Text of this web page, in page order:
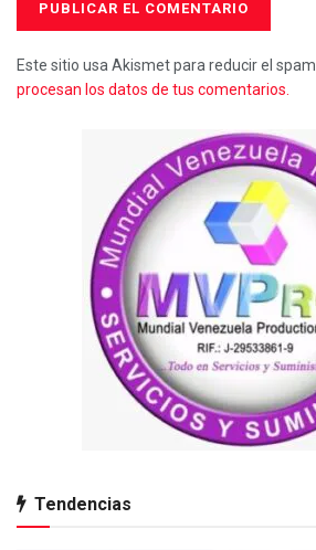
Este sitio usa Akismet para reducir el spam.
procesan los datos de tus comentarios.
Tendencias